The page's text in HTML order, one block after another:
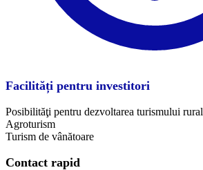
Facilități pentru investitori
Posibilităţi pentru dezvoltarea turismului rural
Agroturism
Turism de vânătoare
Contact rapid